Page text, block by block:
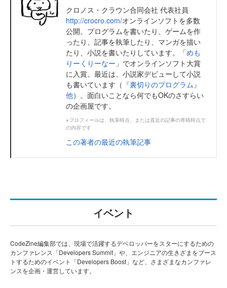
クロノス・クラウン合同会社 代表社員
http://crocro.com/オンラインソフトを多数
公開。プログラムを書いたり、ゲームを作
ったり、記事を執筆したり、マンガを描い
たり、小説を書いたりしています。「めも
りーくりーなー 」でオンラインソフト大賞
に入賞。最近は、小説家デビューして小説
も書いています（ 『裏切りのプログラム』
他）。面白いことなら何でもOKのさすらい
の企画屋です。
※プロフィールは、執筆時点、または直近の記事の寄稿時点で
の内容です
この著者の最近の執筆記事
イベント
CodeZine編集部では、現場で活躍するデベロッパーをスターにするための
カンファレンス「Developers Summit」や、エンジニアの生きざまをブース
トするためのイベント「Developers Boost」など、さまざまなカンファレ
ンスを企画・運営しています。